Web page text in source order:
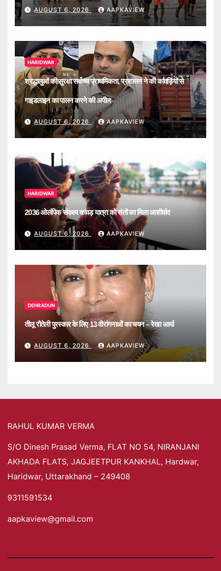
AUGUST 6, 2026 AAPKAVIEW
HARIDWAR
श्रद्धालुओं की सुरक्षा सर्वोच्च प्राथमिकता, प्रशासन ने की कांवड़ियों से
गाइडलाइन का पालन करने की अपील
AUGUST 6, 2026 AAPKAVIEW
HARIDWAR
2036 ओलंपिक संकल्प कांवड़ यात्रा को संतों का मिला आशीर्वाद
AUGUST 6, 2026 AAPKAVIEW
DEHRADUN
तीलू रौतेली पुरस्कार के लिए 13 वीरांगनाओं का चयन – रेखा आर्या
AUGUST 6, 2026 AAPKAVIEW
RAHUL KUMAR VERMA
S/O Dinesh Prasad Verma, FLAT NO 54, NIRANJANI
AKHADA FLATS, JAGJEETPUR KANKHAL, Hardwar,
Haridwar, Uttarakhand – 249408
9311591534
aapkaview@gmail.com